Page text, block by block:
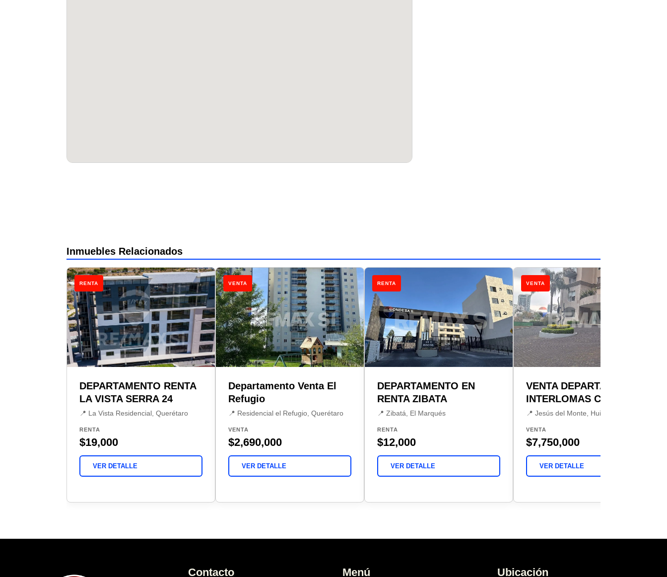
Inmuebles Relacionados
RENTA
DEPARTAMENTO RENTA
LA VISTA SERRA 24
📍 La Vista Residencial, Querétaro
RENTA
$19,000
VER DETALLE
VENTA
Departamento Venta El
Refugio
📍 Residencial el Refugio, Querétaro
VENTA
$2,690,000
VER DETALLE
RENTA
DEPARTAMENTO EN
RENTA ZIBATA
📍 Zibatá, El Marqués
RENTA
$12,000
VER DETALLE
VENTA
VENTA DEPARTAMENTO
INTERLOMAS CDMX
📍 Jesús del Monte, Huixquilucan
VENTA
$7,750,000
VER DETALLE
Contacto Menú Ubicación